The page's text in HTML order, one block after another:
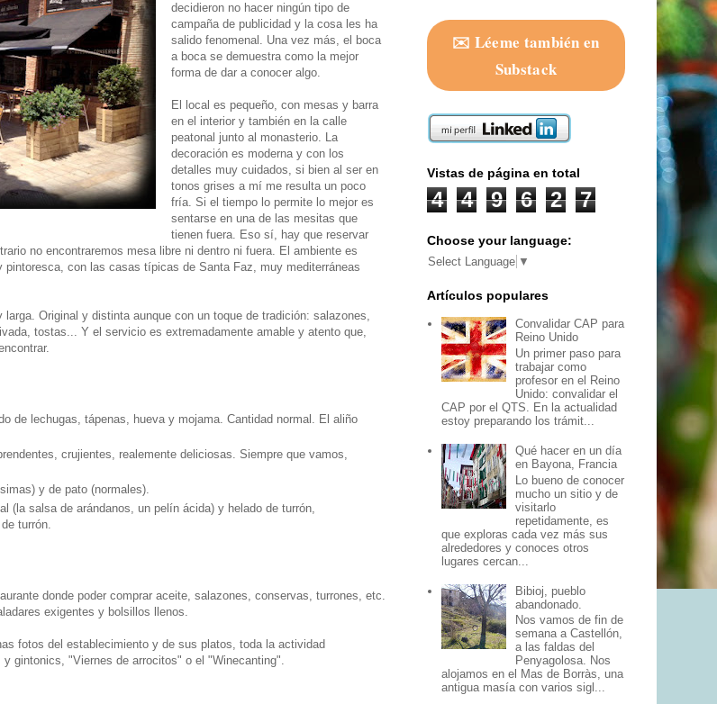
decidieron no hacer ningún tipo de
campaña de publicidad y la cosa les ha
salido fenomenal. Una vez más, el boca
a boca se demuestra como la mejor
forma de dar a conocer algo.
El local es pequeño, con mesas y barra
en el interior y también en la calle
peatonal junto al monasterio. La
decoración es moderna y con los
detalles muy cuidados, si bien al ser en
tonos grises a mí me resulta un poco
fría. Si el tiempo lo permite lo mejor es
sentarse en una de las mesitas que
tienen fuera. Eso sí, hay que reservar
no encontraremos mesa libre ni dentro ni fuera. El ambiente es
pintoresca, con las casas típicas de Santa Faz, muy mediterráneas
Original y distinta aunque con un toque de tradición: salazones,
tostas... Y el servicio es extremadamente amable y atento que,
de lechugas, tápenas, hueva y mojama. Cantidad normal. El aliño
crujientes, realemente deliciosas. Siempre que vamos,
y de pato (normales).
(la salsa de arándanos, un pelín ácida) y helado de turrón,
turrón.
donde poder comprar aceite, salazones, conservas, turrones, etc.
exigentes y bolsillos llenos.
fotos del establecimiento y de sus platos, toda la actividad
gintonics, "Viernes de arrocitos" o el "Winecanting".
✉️ Léeme también en
Substack
Vistas de página en total
4 4 9 6 2 7
Choose your language:
Select Language ▼
Artículos populares
Convalidar CAP para
Reino Unido
Un primer paso para
trabajar como
profesor en el Reino
Unido: convalidar el
CAP por el QTS. En la actualidad
estoy preparando los trámit...
Qué hacer en un día
en Bayona, Francia
Lo bueno de conocer
mucho un sitio y de
visitarlo
repetidamente, es
que exploras cada vez más sus
alrededores y conoces otros
lugares cercan...
Bibioj, pueblo
abandonado.
Nos vamos de fin de
semana a Castellón,
a las faldas del
Penyagolosa. Nos
alojamos en el Mas de Borràs, una
antigua masía con varios sigl...